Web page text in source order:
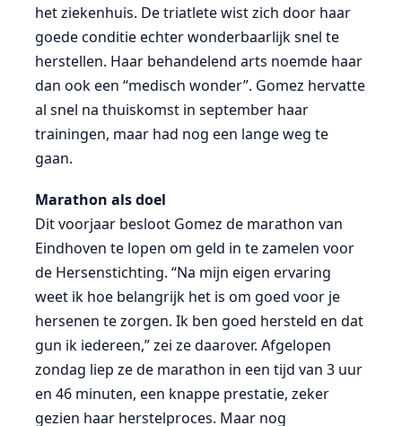
het ziekenhuis. De triatlete wist zich door haar
goede conditie echter wonderbaarlijk snel te
herstellen. Haar behandelend arts noemde haar
dan ook een “medisch wonder”. Gomez hervatte
al snel na thuiskomst in september haar
trainingen, maar had nog een lange weg te
gaan.
Marathon als doel
Dit voorjaar besloot Gomez de marathon van
Eindhoven te lopen om geld in te zamelen voor
de Hersenstichting. “Na mijn eigen ervaring
weet ik hoe belangrijk het is om goed voor je
hersenen te zorgen. Ik ben goed hersteld en dat
gun ik iedereen,” zei ze daarover. Afgelopen
zondag liep ze de marathon in een tijd van 3 uur
en 46 minuten, een knappe prestatie, zeker
gezien haar herstelproces. Maar nog